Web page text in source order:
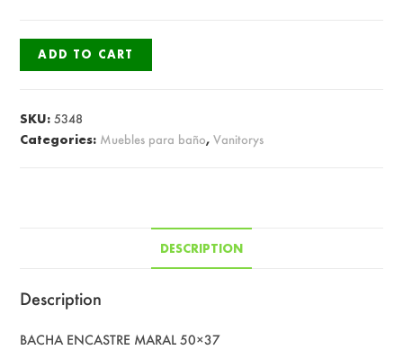
ADD TO CART
SKU:5348
Categories: Muebles para baño,Vanitorys
DESCRIPTION
Description
BACHA ENCASTRE MARAL 50×37